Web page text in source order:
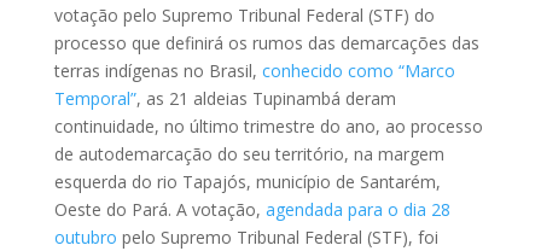
votação pelo Supremo Tribunal Federal (STF) do
processo que definirá os rumos das demarcações das
terras indígenas no Brasil, conhecido como “Marco
Temporal”, as 21 aldeias Tupinambá deram
continuidade, no último trimestre do ano, ao processo
de autodemarcação do seu território, na margem
esquerda do rio Tapajós, município de Santarém,
Oeste do Pará. A votação, agendada para o dia 28
outubro pelo Supremo Tribunal Federal (STF), foi